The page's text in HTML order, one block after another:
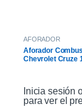
AFORADOR
Aforador
Chevrolet Cruze
Inicia sesión
para ver el